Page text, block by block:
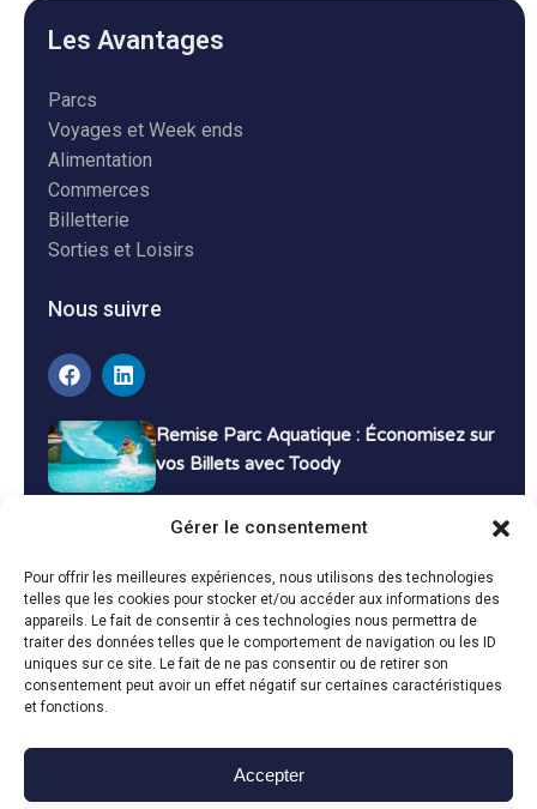
Gérer le consentement
Pour offrir les meilleures expériences, nous utilisons des technologies
telles que les cookies pour stocker et/ou accéder aux informations des
appareils. Le fait de consentir à ces technologies nous permettra de
traiter des données telles que le comportement de navigation ou les ID
uniques sur ce site. Le fait de ne pas consentir ou de retirer son
consentement peut avoir un effet négatif sur certaines caractéristiques
et fonctions.
Accepter
Les Avantages
Parcs
Voyages et Week ends
Alimentation
Commerces
Billetterie
Sorties et Loisirs
Nous suivre
Remise Parc Aquatique : Économisez sur
vos Billets avec Toody
Bons Plans Voyage : Économisez sur vos
Vacances avec Toody
13 décembre 2024 Bon plans
Toody © 2024